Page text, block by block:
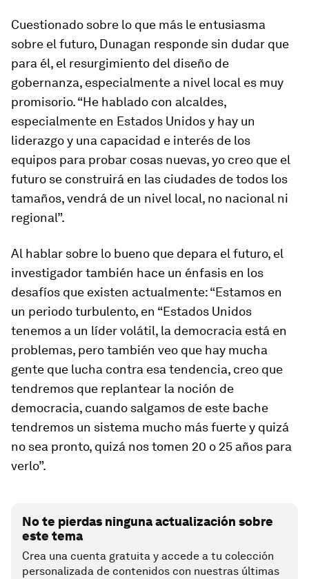
Cuestionado sobre lo que más le entusiasma
sobre el futuro, Dunagan responde sin dudar que
para él, el resurgimiento del diseño de
gobernanza, especialmente a nivel local es muy
promisorio. “He hablado con alcaldes,
especialmente en Estados Unidos y hay un
liderazgo y una capacidad e interés de los
equipos para probar cosas nuevas, yo creo que el
futuro se construirá en las ciudades de todos los
tamaños, vendrá de un nivel local, no nacional ni
regional”.
Al hablar sobre lo bueno que depara el futuro, el
investigador también hace un énfasis en los
desafíos que existen actualmente: “Estamos en
un periodo turbulento, en “Estados Unidos
tenemos a un líder volátil, la democracia está en
problemas, pero también veo que hay mucha
gente que lucha contra esa tendencia, creo que
tendremos que replantear la noción de
democracia, cuando salgamos de este bache
tendremos un sistema mucho más fuerte y quizá
no sea pronto, quizá nos tomen 20 o 25 años para
verlo”.
No te pierdas ninguna actualización sobre
este tema
Crea una cuenta gratuita y accede a tu colección
personalizada de contenidos con nuestras últimas